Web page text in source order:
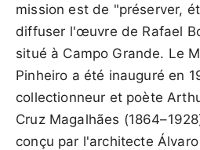
mission est de "préserver,
diffuser l'œuvre de Rafael
situé à Campo Grande. Le
Pinheiro a été inauguré en
collectionneur et poète
Cruz Magalhães
conçu par l'architecte